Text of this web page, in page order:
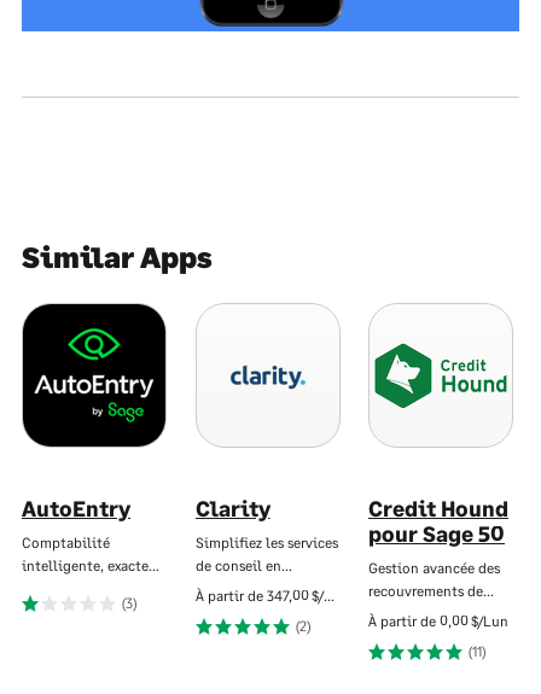
Similar Apps
AutoEntry
Comptabilité
intelligente, exacte…
(3)
Clarity
Simplifiez les services
de conseil en…
À partir de 347,00 $/Lun
(2)
Credit Hound
pour Sage 50
Gestion avancée des
recouvrements de…
À partir de 0,00 $/Lun
(11)